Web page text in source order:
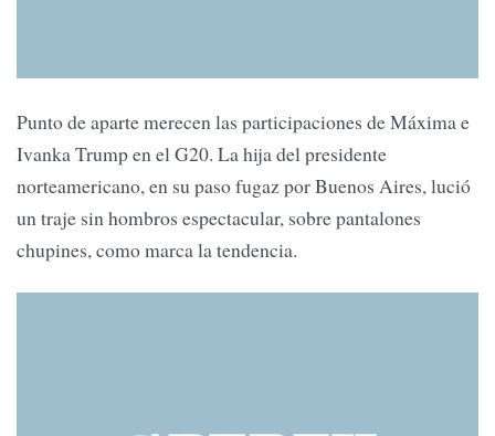
Punto de aparte merecen las participaciones de Máxima e
Ivanka Trump en el G20. La hija del presidente
norteamericano, en su paso fugaz por Buenos Aires, lució
un traje sin hombros espectacular, sobre pantalones
chupines, como marca la tendencia.